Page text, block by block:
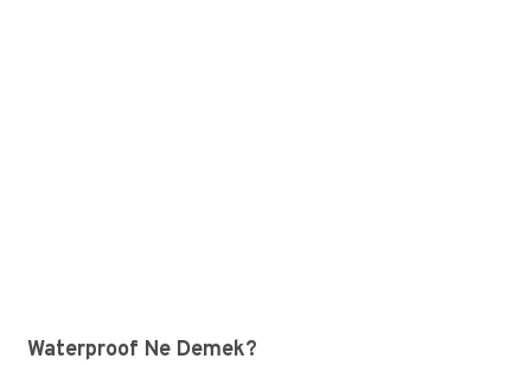
Waterproof Ne Demek?